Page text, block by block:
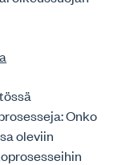
Onko
oleviin